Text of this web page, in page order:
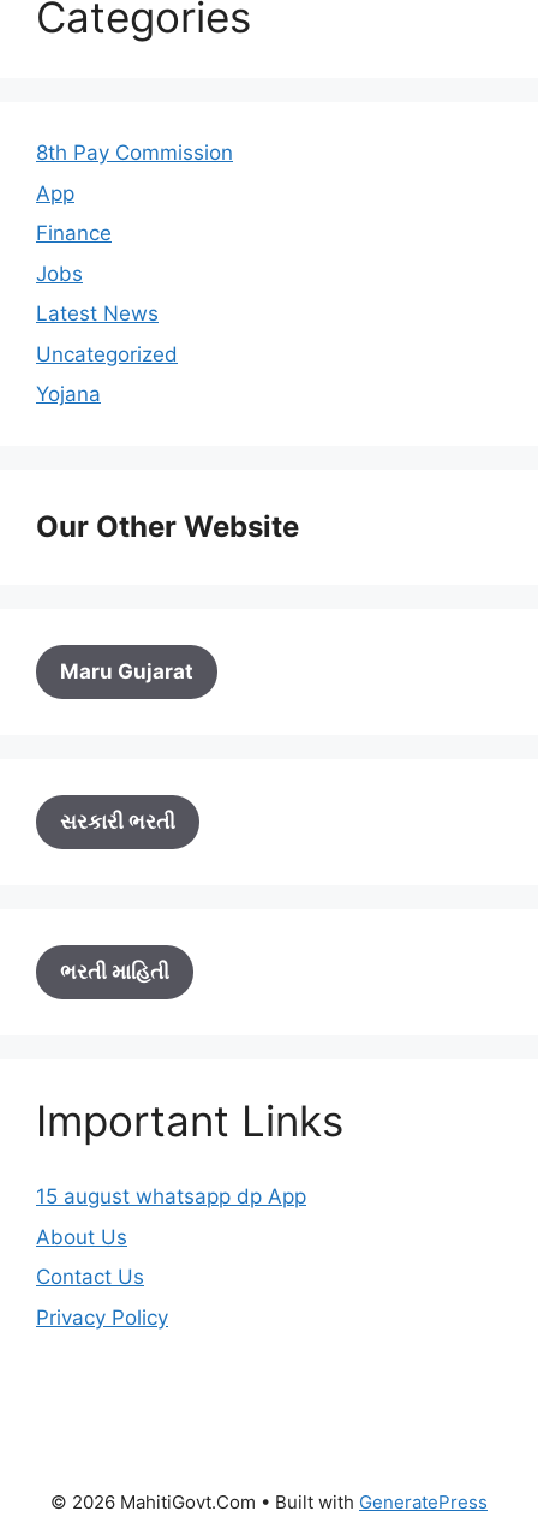
Categories
8th Pay Commission
App
Finance
Jobs
Latest News
Uncategorized
Yojana
Our Other Website
Maru Gujarat
સરકારી ભરતી
ભરતી માહિતી
Important Links
15 august whatsapp dp App
About Us
Contact Us
Privacy Policy
© 2026 MahitiGovt.Com • Built with GeneratePress